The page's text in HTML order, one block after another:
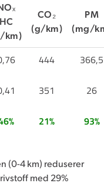
HC
km)
CO₂
(g/km)
PM
(mg/
444
366,5
351 26
21% 93%
(0-4 km) reduserer
med 29%